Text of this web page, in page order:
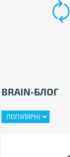
BRAIN-БЛОГ
ПОПУЛЯРНІ